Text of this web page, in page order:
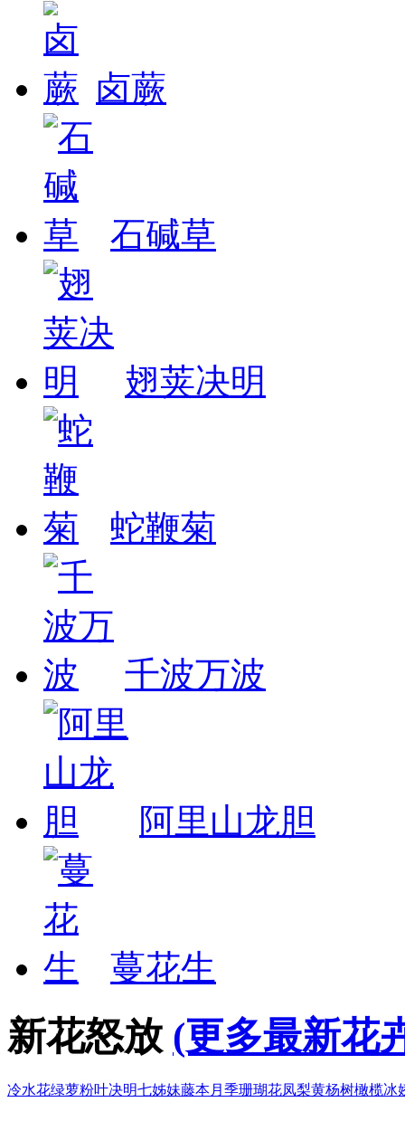
卤蕨
石碱草
翅荚决明
蛇鞭菊
千波万波
阿里山龙胆
蔓花生
新花怒放 (更多最新花
冷水花绿萝粉叶决明七姊妹藤本月季珊瑚花凤梨黄杨树橄榄冰